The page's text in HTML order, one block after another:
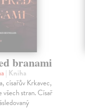
branami
| Kniha
císařův Krkavec,
všech stran. Císař